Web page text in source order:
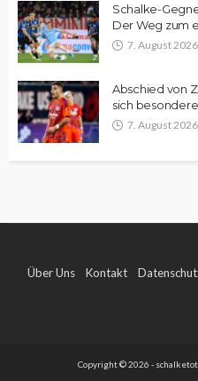
Schalke-
Der Weg zum
7. August 2026
Abschied von
sich
7. August 2026
Über Uns Kontakt
Copyright © 2026 -